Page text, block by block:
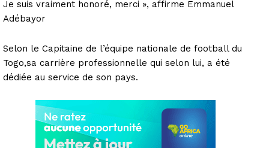
Je suis vraiment honoré, merci », affirme Emmanuel
Adébayor
Selon le Capitaine de l’équipe nationale de football du
Togo,sa carrière professionnelle qui selon lui, a été
dédiée au service de son pays.